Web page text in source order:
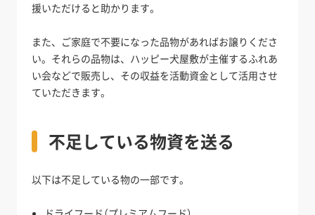
援いただけると助かります。
また、ご家庭で不要になった品物があればお譲りくださ
い。それらの品物は、ハッピー犬屋敷が主催するふれあ
い会などで販売し、その収益を活動資金として活用させ
ていただきます。
不足している物資を送る
以下は不足している物の一部です。